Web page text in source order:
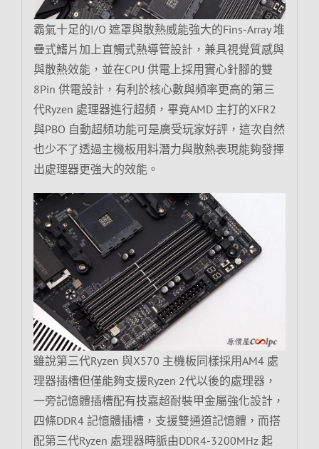
霸氣十足的I/O 遮罩與散熱威能強大的Fins-Array 堆
疊式鰭片加上直觸式熱導管設計，兼具視覺質感與
與散熱效能，並在CPU 供電上採用實心針腳的雙
8Pin 供電設計，有利於核心數與頻率更高的第三
代Ryzen 處理器進行超頻，畢竟AMD 主打的XFR2
與PBO 自動超頻功能可是廣受玩家好評，這次自然
也少不了透過主機板用料潛力與散熱表現能夠發揮
出處理器更強大的效能。
雖說第三代Ryzen 與X570 主機板同樣採用AM4 處
理器插槽但僅能夠支援Ryzen 2代以後的處理器，
一旁記憶體插槽配有技嘉超耐裝甲金屬強化設計，
四條DDR4 記憶體插槽，支援雙通道記憶體，而搭
配第三代Ryzen 處理器時脈由DDR4-3200MHz 起